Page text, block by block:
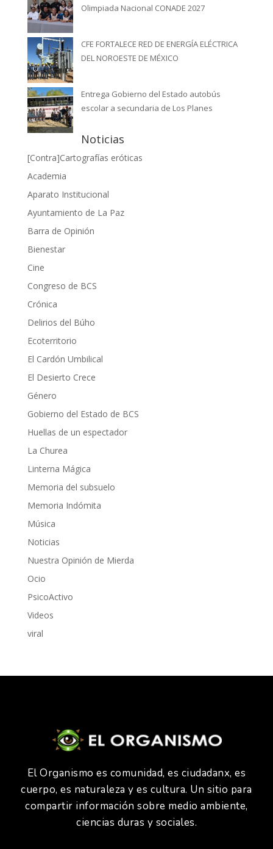
Olimpiada Nacional CONADE 2027
CFE FORTALECE RED DE ENERGÍA ELÉCTRICA
DEL NOROESTE DE MÉXICO
Entrega Gobierno del Estado autobús
escolar a secundaria de Los Planes
Noticias
[Contra]Cartografías eróticas
Academia
Aparato Institucional
Ayuntamiento de La Paz
Barra de Opinión
Bienestar
Cine
Congreso de BCS
Crónica
Delirios del Búho
Ecoterritorio
El Cardón Umbilical
El Desierto Crece
Género
Gobierno del Estado de BCS
Huellas de un espectador
La Churea
Linterna Mágica
Memoria del subsuelo
Memoria Indómita
Música
Noticias
Nuestra Opinión de Mierda
Ocio
PsicoActivo
Videos
viral
El Organismo es comunidad, es ciudadanx, es
cuerpo, es naturaleza y es cultura. Un sitio para
compartir información sobre medio ambiente,
ciencias duras y sociales.